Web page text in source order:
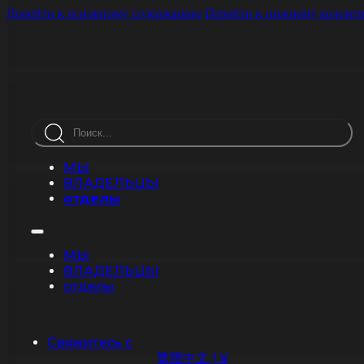
Перейти к основному содержанию Перейти к нижнему
Поиск
МЫ
ВЛАДЕЛЬЦЫ
отделы
МЫ
ВЛАДЕЛЬЦЫ
отделы
Свяжитесь с
繁體中文 | ¥